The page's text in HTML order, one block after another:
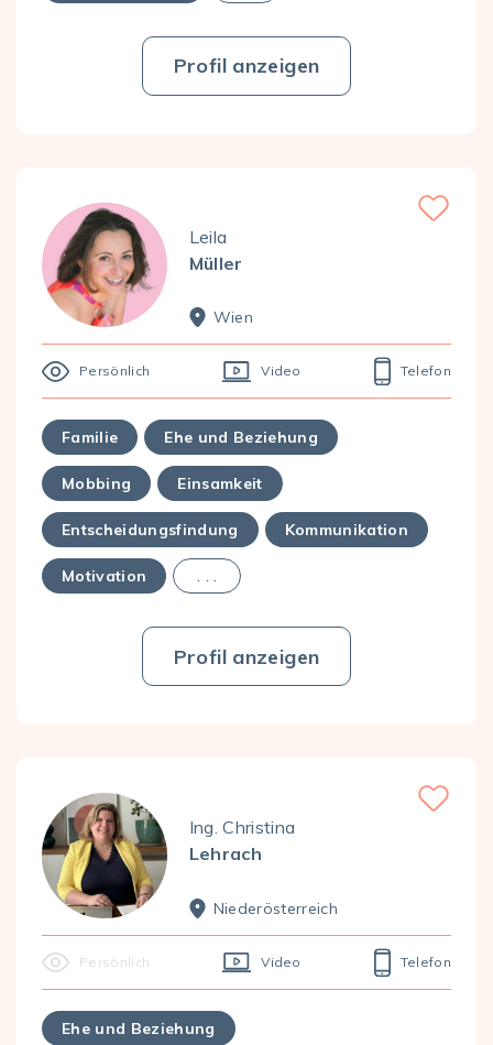
Profil anzeigen
Favorite
Leila
Müller
Wien
Persönlich Video Telefon
Familie Ehe und Beziehung
Mobbing Einsamkeit
Entscheidungsfindung Kommunikation
Motivation . . .
Profil anzeigen
Favorite
Ing. Christina
Lehrach
Nieder­österreich
Persönlich Video Telefon
Ehe und Beziehung